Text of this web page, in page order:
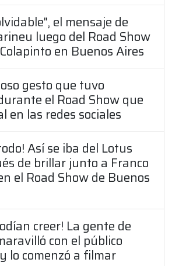
el mensaje de
luego del Road Show
en Buenos Aires
gesto que tuvo
el Road Show que
en las redes sociales
Así se iba del Lotus
de brillar junto a Franco
el Road Show de Buenos
creer! La gente de
con el público
lo comenzó a filmar